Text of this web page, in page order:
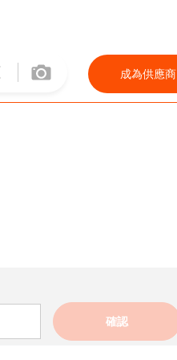
成為供應商
確認